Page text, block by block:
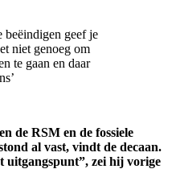
beëindigen geef je
niet genoeg om
te gaan en daar
de RSM en de fossiele
al vast, vindt de decaan.
uitgangspunt”, zei hij vorige